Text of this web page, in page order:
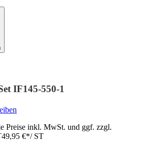
IF145-550-1
Preise inkl. MwSt. und ggf. zzgl.
49,95 €*/ ST